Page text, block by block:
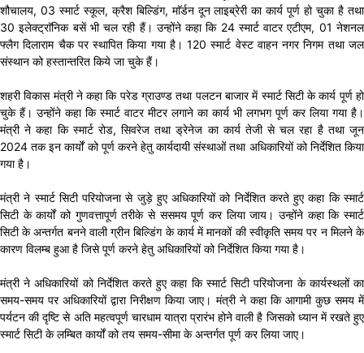
शौचालय, 03 स्मार्ट स्कूल, क्रैश बिल्डिंग, माॅर्डन दून लाइब्रेरी का कार्य पूर्ण हो चुका है तथा
30 इलेक्ट्राॅनिक बसें भी चल रही हैं। उन्होंने कहा कि 24 स्मार्ट वाटर एटीएम, 01 नेशनल
फ्लैग दिलाराम चैक पर स्थापित किया गया है। 120 स्मार्ट वेस्ट वाहन नगर निगम तथा जल
संस्थान को हस्तान्तरित किये जा चुके हैं।
शहरी विकास मंत्री ने कहा कि परेड ग्राउण्ड तथा पलटन बाजार में स्मार्ट सिटी के कार्य पूर्ण हो
चुके हैं। उन्होंने कहा कि स्मार्ट वाटर मीटर लगाने का कार्य भी लगभग पूर्ण कर लिया गया है।
मंत्री ने कहा कि स्मार्ट रोड, सिवरेज तथा ड्रेनेज का कार्य तेजी से चल रहा है तथा जून
2024 तक इन कार्यों को पूर्ण करने हेतु कार्यदायी संस्थाओं तथा अधिकारियों को निर्देशित किया
गया है।
मंत्री ने स्मार्ट सिटी परियोजना से जुड़े हुए अधिकारियों को निर्देशित करते हुए कहा कि स्मार्ट
सिटी के कार्यों को गुणवत्तापूर्ण तरीके से ससमय पूर्ण कर लिया जाय। उन्होंने कहा कि स्मार्ट
सिटी के अन्तर्गत बनने वाली ग्रीन बिल्डिंग के कार्य में मानकों की स्वीकृति समय पर न मिलने के
कारण विलम्ब हुआ है जिसे पूर्ण करने हेतु अधिकारियों को निर्देशित किया गया है।
मंत्री ने अधिकारियों को निर्देशित करते हुए कहा कि स्मार्ट सिटी परियोजना के कार्यस्थलों का
समय-समय पर अधिकारियों द्वारा निरीक्षण किया जाए। मंत्री ने कहा कि आगामी कुछ समय में
पर्यटन की दृष्टि से अति महत्वपूर्ण चारधाम यात्रा प्रारंभ होने वाली है जिसको ध्यान में रखते हुए
स्मार्ट सिटी के लम्बित कार्यों को तय समय-सीमा के अन्तर्गत पूर्ण कर लिया जाए।